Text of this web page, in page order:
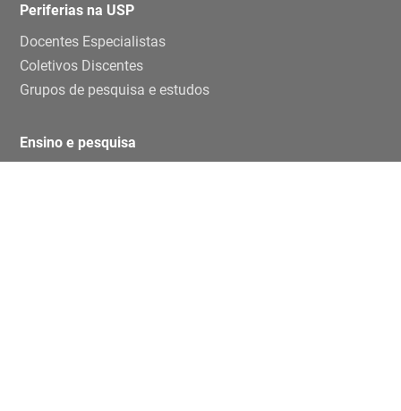
Periferias na USP
Docentes Especialistas
Coletivos Discentes
Grupos de pesquisa e estudos
Ensino e pesquisa